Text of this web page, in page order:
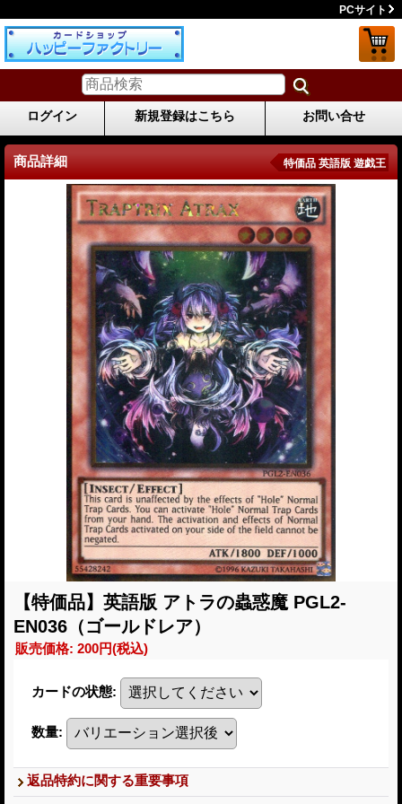
PCサイト
ログイン 新規登録はこちら お問い合せ
商品詳細 特価品 英語版 遊戯王
【特価品】英語版 アトラの蟲惑魔 PGL2-
EN036（ゴールドレア）
販売価格: 200円(税込)
カードの状態:
数量:
返品特約に関する重要事項